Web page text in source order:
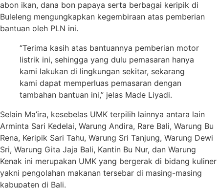
abon ikan, dana bon papaya serta berbagai keripik di
Buleleng mengungkapkan kegembiraan atas pemberian
bantuan oleh PLN ini.
“Terima kasih atas bantuannya pemberian motor
listrik ini, sehingga yang dulu pemasaran hanya
kami lakukan di lingkungan sekitar, sekarang
kami dapat memperluas pemasaran dengan
tambahan bantuan ini,” jelas Made Liyadi.
Selain Ma’ira, kesebelas UMK terpilih lainnya antara lain
Arminta Sari Kedelai, Warung Andira, Rare Bali, Warung Bu
Rena, Keripik Sari Tahu, Warung Sri Tanjung, Warung Dewi
Sri, Warung Gita Jaja Bali, Kantin Bu Nur, dan Warung
Kenak ini merupakan UMK yang bergerak di bidang kuliner
yakni pengolahan makanan tersebar di masing-masing
kabupaten di Bali.